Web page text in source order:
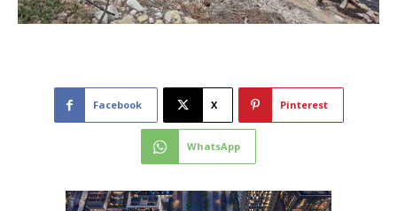
Facebook X Pinterest
WhatsApp